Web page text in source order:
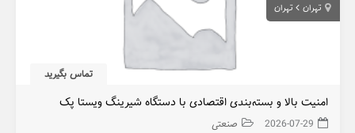
تهران تهران
تماس بگیرید
امنیت بالا و بسته‌بندی اقتصادی با دستگاه شیرینگ ویستا پک
2026-07-29 صنعتی